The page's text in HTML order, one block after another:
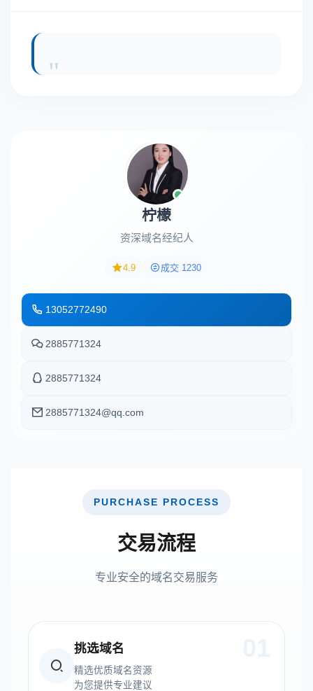
柠檬
资深域名经纪人
4.9 成交 1230
13052772490
2885771324
2885771324
2885771324@qq.com
PURCHASE PROCESS
交易流程
专业安全的域名交易服务
挑选域名
精选优质域名资源
为您提供专业建议